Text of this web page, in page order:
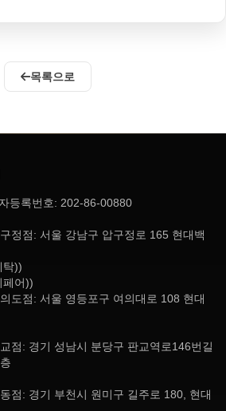
목록으로
등록번호: 202-86-00880
정점: 서울 강남구 압구정로 165 현대백
탁))
어))
도점: 서울 영등포구 여의대로 108 현대
점: 경기 성남시 분당구 판교역로146번길
점: 경기 부천시 원미구 길주로 180, 현대